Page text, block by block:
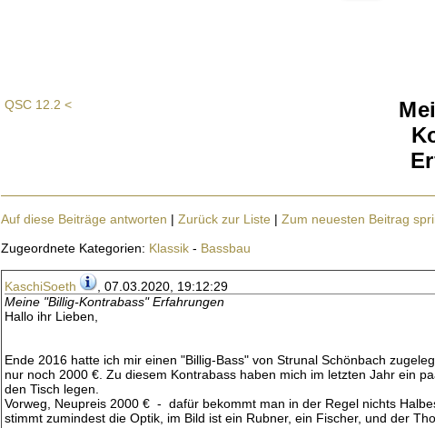
QSC 12.2 <
Auf diese Beiträge antworten | Zurück zur Liste | Zum neuesten Beitrag
Zugeordnete Kategorien: Klassik - Bassbau
KaschiSoeth
, 07.03.2020, 19:12:29
Meine "Billig-Kontrabass" Erfahrungen
Hallo ihr Lieben,
Ende 2016 hatte ich mir einen "Billig-Bass" von Strunal Schönbach
nur noch 2000 €. Zu diesem Kontrabass haben mich im letzten Jahr ein
den Tisch legen.
Vorweg, Neupreis 2000 € - dafür bekommt man in der Regel nichts
stimmt zumindest die Optik, im Bild ist ein Rubner, ein Fischer, und der